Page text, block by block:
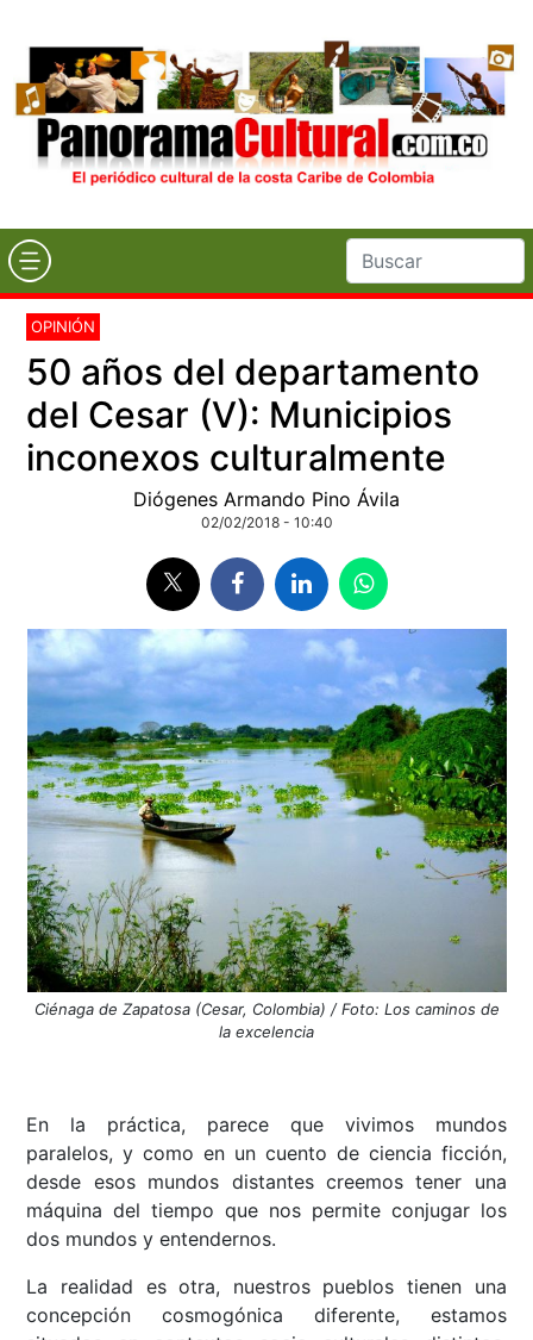
OPINIÓN
50 años del departamento
del Cesar (V): Municipios
inconexos culturalmente
Diógenes Armando Pino Ávila
02/02/2018 - 10:40
Ciénaga de Zapatosa (Cesar, Colombia) / Foto: Los caminos de
la excelencia
En la práctica, parece que vivimos mundos
paralelos, y como en un cuento de ciencia ficción,
desde esos mundos distantes creemos tener una
máquina del tiempo que nos permite conjugar los
dos mundos y entendernos.
La realidad es otra, nuestros pueblos tienen una
concepción cosmogónica diferente, estamos